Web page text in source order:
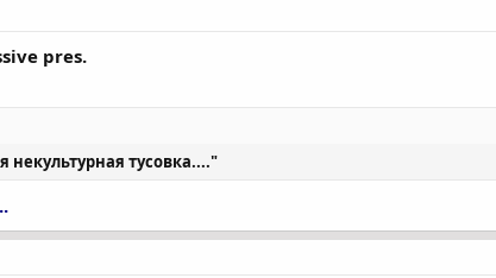
pres.
некультурная тусовка...."